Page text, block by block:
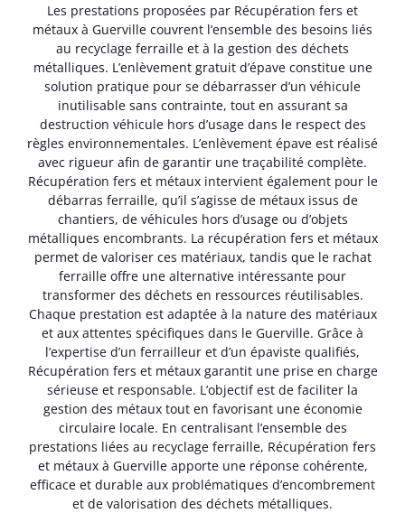
Les prestations proposées par Récupération fers et
métaux à Guerville couvrent l’ensemble des besoins liés
au recyclage ferraille et à la gestion des déchets
métalliques. L’enlèvement gratuit d’épave constitue une
solution pratique pour se débarrasser d’un véhicule
inutilisable sans contrainte, tout en assurant sa
destruction véhicule hors d’usage dans le respect des
règles environnementales. L’enlèvement épave est réalisé
avec rigueur afin de garantir une traçabilité complète.
Récupération fers et métaux intervient également pour le
débarras ferraille, qu’il s’agisse de métaux issus de
chantiers, de véhicules hors d’usage ou d’objets
métalliques encombrants. La récupération fers et métaux
permet de valoriser ces matériaux, tandis que le rachat
ferraille offre une alternative intéressante pour
transformer des déchets en ressources réutilisables.
Chaque prestation est adaptée à la nature des matériaux
et aux attentes spécifiques dans le Guerville. Grâce à
l’expertise d’un ferrailleur et d’un épaviste qualifiés,
Récupération fers et métaux garantit une prise en charge
sérieuse et responsable. L’objectif est de faciliter la
gestion des métaux tout en favorisant une économie
circulaire locale. En centralisant l’ensemble des
prestations liées au recyclage ferraille, Récupération fers
et métaux à Guerville apporte une réponse cohérente,
efficace et durable aux problématiques d’encombrement
et de valorisation des déchets métalliques.